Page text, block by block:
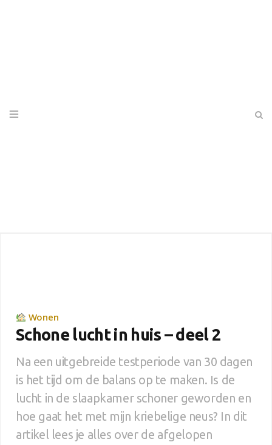
Wonen
Schone lucht in huis – deel 2
Na een uitgebreide testperiode van 30 dagen
is het tijd om de balans op te maken. Is de
lucht in de slaapkamer schoner geworden en
hoe gaat het met mijn kriebelige neus? In dit
artikel lees je alles over de afgelopen